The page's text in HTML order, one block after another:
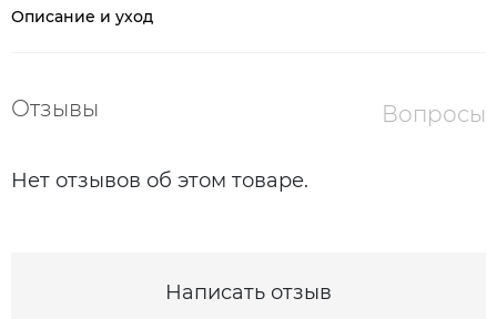
Описание и уход
Отзывы Вопросы
Нет отзывов об этом товаре.
Написать отзыв